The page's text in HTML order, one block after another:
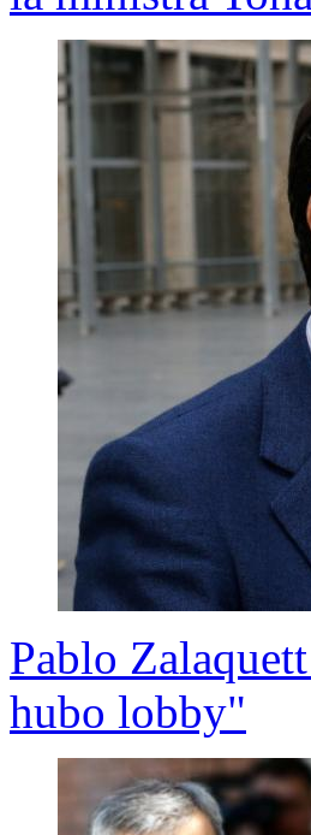
Pablo
hubo lobby"